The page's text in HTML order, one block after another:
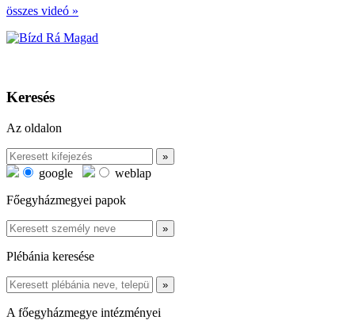
összes videó »
Keresés
Az oldalon
google
weblap
Főegyházmegyei papok
Plébánia keresése
A főegyházmegye intézményei